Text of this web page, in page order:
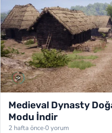
Medieval Dynasty
Modu İndir
2 hafta önce·0 yorum